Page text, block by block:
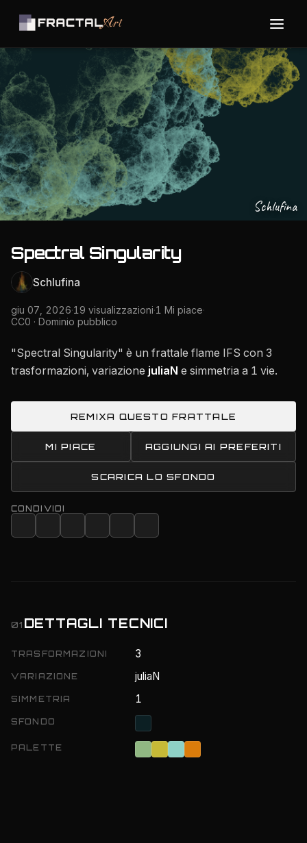
Schlufina
Spectral Singularity
Schlufina
giu 07, 2026·19 visualizzazioni·1 Mi piace·
CC0 · Dominio pubblico
"Spectral Singularity" è un frattale flame IFS con 3
trasformazioni, variazione juliaN e simmetria a 1 vie.
REMIXA QUESTO FRATTALE
MI PIACE AGGIUNGI AI PREFERITI
SCARICA LO SFONDO
CONDIVIDI
01 DETTAGLI TECNICI
TRASFORMAZIONI 3
VARIAZIONE juliaN
SIMMETRIA 1
SFONDO
PALETTE